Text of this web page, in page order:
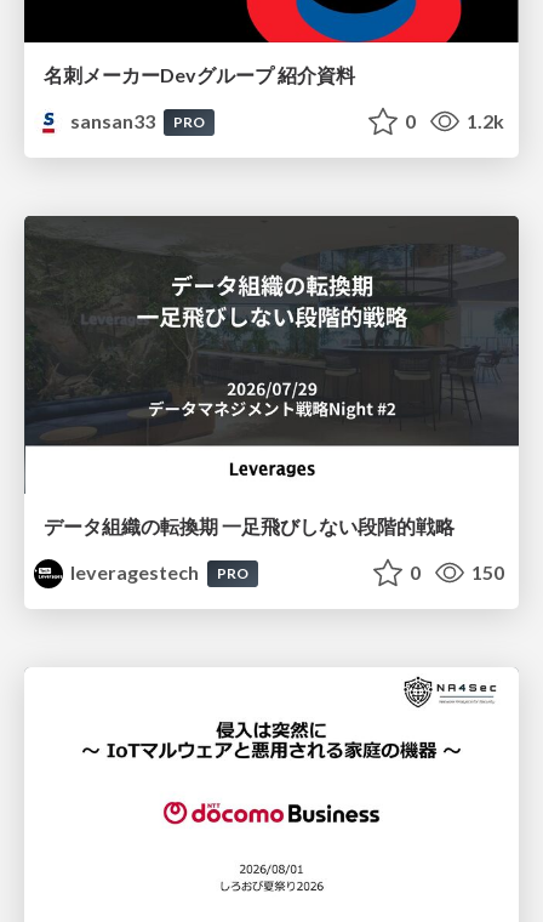
名刺メーカーDevグループ 紹介資料
sansan33
PRO 0 1.2k
データ組織の転換期 一足飛びしない段階的戦略
leveragestech
PRO 0 150